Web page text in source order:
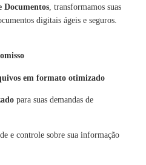
Documentos, transformamos suas
digitais ágeis e seguros.
em formato otimizado
para suas demandas de
e controle sobre sua informação